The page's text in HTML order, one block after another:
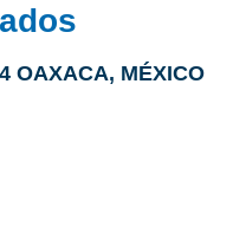
OAXACA, MÉXICO